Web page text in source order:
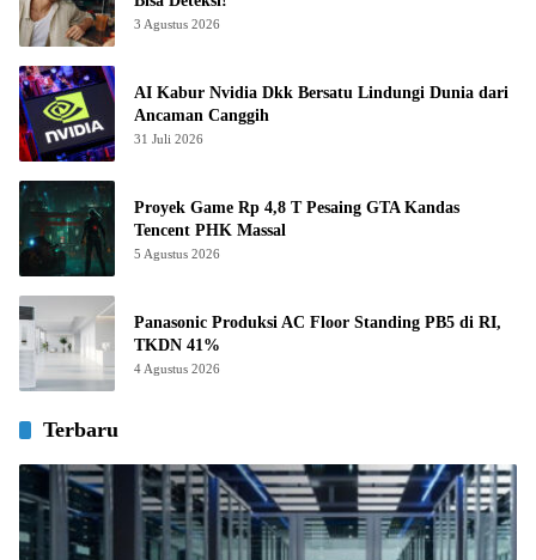
3 Agustus 2026
AI Kabur Nvidia Dkk Bersatu Lindungi Dunia dari
Ancaman Canggih
31 Juli 2026
Proyek Game Rp 4,8 T Pesaing GTA Kandas
Tencent PHK Massal
5 Agustus 2026
Panasonic Produksi AC Floor Standing PB5 di RI,
TKDN 41%
4 Agustus 2026
Terbaru